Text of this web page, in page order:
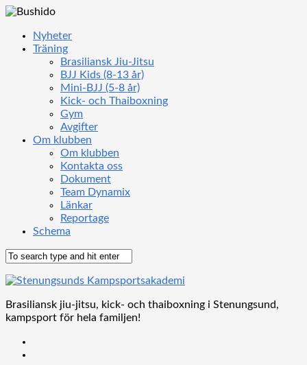
Nyheter
Träning
Brasiliansk Jiu-Jitsu
BJJ Kids (8-13 år)
Mini-BJJ (5-8 år)
Kick- och Thaiboxning
Gym
Avgifter
Om klubben
Om klubben
Kontakta oss
Dokument
Team Dynamix
Länkar
Reportage
Schema
Brasiliansk jiu-jitsu, kick- och thaiboxning i Stenungsund,
kampsport för hela familjen!